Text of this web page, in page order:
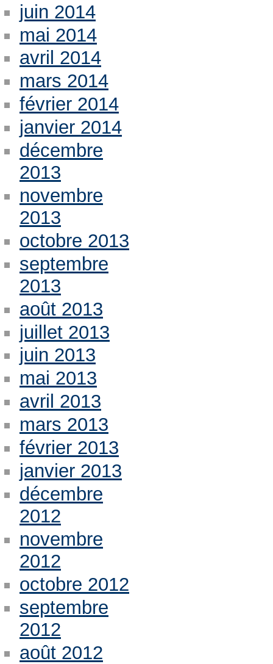
juin 2014
mai 2014
avril 2014
mars 2014
février 2014
janvier 2014
décembre
2013
novembre
2013
octobre 2013
septembre
2013
août 2013
juillet 2013
juin 2013
mai 2013
avril 2013
mars 2013
février 2013
janvier 2013
décembre
2012
novembre
2012
octobre 2012
septembre
2012
août 2012